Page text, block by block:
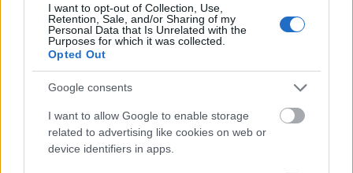
I want to opt-out of Collection, Use,
Retention, Sale, and/or Sharing of my
Personal Data that Is Unrelated with the
Purposes for which it was collected.
Opted Out
Google consents
I want to allow Google to enable storage
related to advertising like cookies on web or
device identifiers in apps.
SZEMBE MERSZ NÉZNI AZZAL, AKIVÉ
VÁLHATTÁL VOLNA?